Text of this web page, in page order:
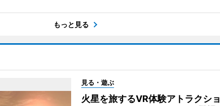
もっと見る
見る・遊ぶ
火星を旅するVR体験アトラクショ